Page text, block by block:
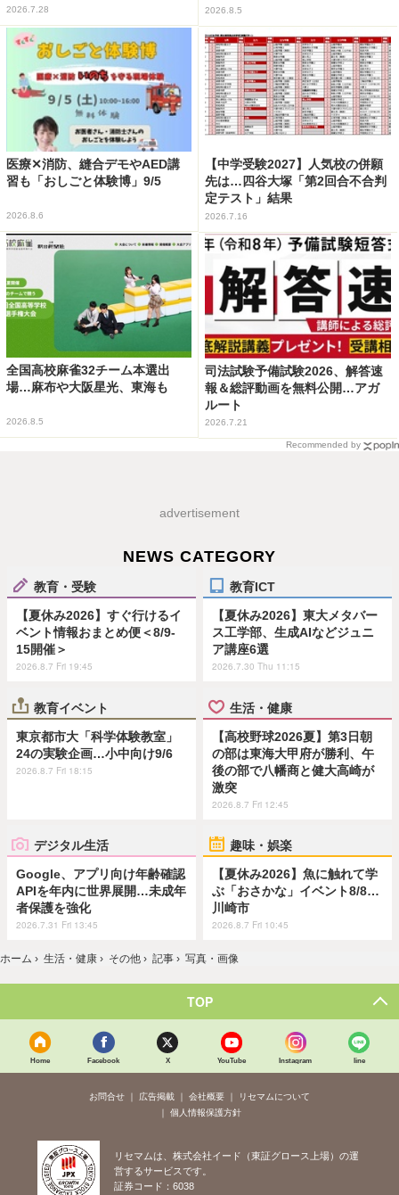
2026.7.28 2026.8.5
医療✕消防、縫合デモやAED講
習も「おしごと体験博」9/5
2026.8.6
【中学受験2027】人気校の併願
先は…四谷大塚「第2回合不合判
定テスト」結果
2026.7.16
全国高校麻雀32チーム本選出
場…麻布や大阪星光、東海も
2026.8.5
司法試験予備試験2026、解答速
報＆総評動画を無料公開…アガ
ルート
2026.7.21
Recommended by
advertisement
NEWS CATEGORY
教育・受験
【夏休み2026】すぐ行けるイ
ベント情報おまとめ便＜8/9-
15開催＞
2026.8.7 Fri 19:45
教育ICT
【夏休み2026】東大メタバー
ス工学部、生成AIなどジュニ
ア講座6選
2026.7.30 Thu 11:15
教育イベント
東京都市大「科学体験教室」
24の実験企画…小中向け9/6
2026.8.7 Fri 18:15
生活・健康
【高校野球2026夏】第3日朝
の部は東海大甲府が勝利、午
後の部で八幡商と健大高崎が
激突
2026.8.7 Fri 12:45
デジタル生活
Google、アプリ向け年齢確認
APIを年内に世界展開…未成年
者保護を強化
2026.7.31 Fri 13:45
趣味・娯楽
【夏休み2026】魚に触れて学
ぶ「おさかな」イベント8/8…
川崎市
2026.8.7 Fri 10:45
ホーム › 生活・健康 › その他 › 記事 › 写真・画像
TOP
Home Facebook X YouTube Instagram line
お問合せ 広告掲載 会社概要
リセマムについて
個人情報保護方針
リセマムは、株式会社イード（東証グロース上場）の運
営するサービスです。
証券コード：6038